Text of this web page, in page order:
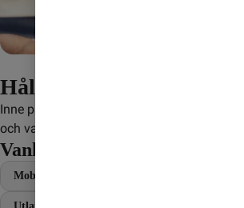
Håll koll på din surf
Inne på Mitt Konto kan du enkelt se hur
och vad du har kvar.
Vanliga frågor
Mobil